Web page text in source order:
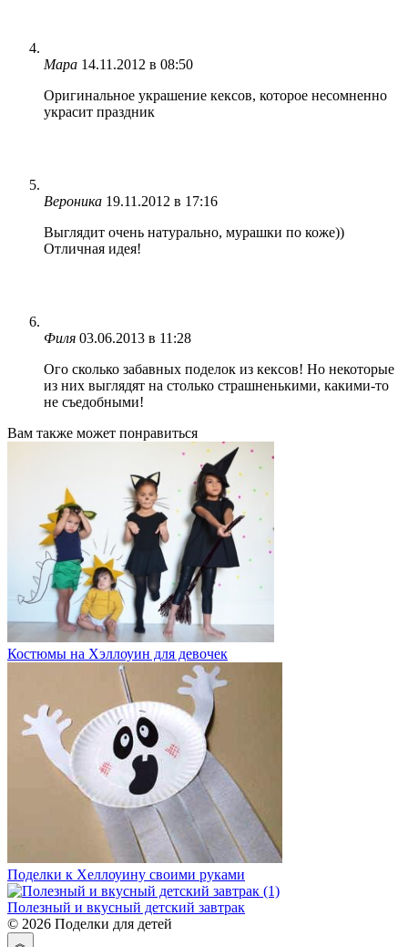
Мара 14.11.2012 в 08:50
Оригинальное украшение кексов, которое несомненно
украсит праздник
Вероника 19.11.2012 в 17:16
Выглядит очень натурально, мурашки по коже))
Отличная идея!
Филя 03.06.2013 в 11:28
Ого сколько забавных поделок из кексов! Но некоторые
из них выглядят на столько страшненькими, какими-то
не съедобными!
Вам также может понравиться
Костюмы на Хэллоуин для девочек
Поделки к Хеллоуину своими руками
Полезный и вкусный детский завтрак
© 2026 Поделки для детей